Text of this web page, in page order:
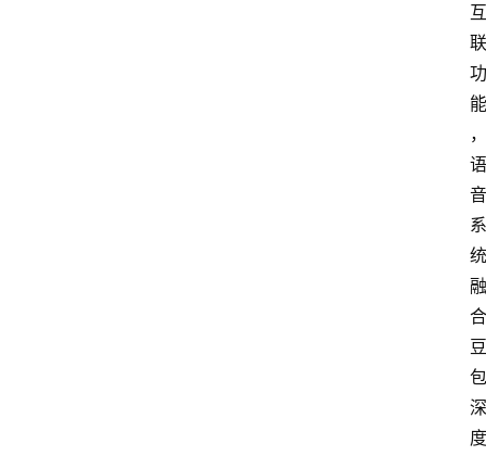
互
联
功
能
，
语
音
系
统
融
合
豆
包
深
度